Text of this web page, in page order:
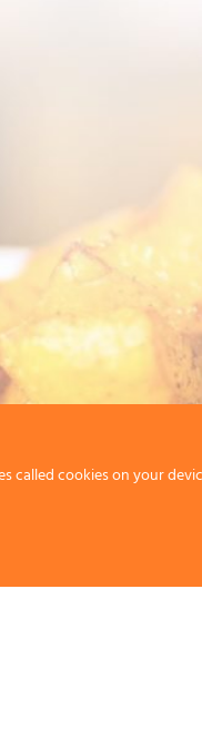
called cookies on your